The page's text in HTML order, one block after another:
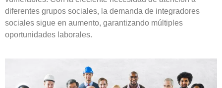
diferentes grupos sociales, la demanda de integradores
sociales sigue en aumento, garantizando múltiples
oportunidades laborales.